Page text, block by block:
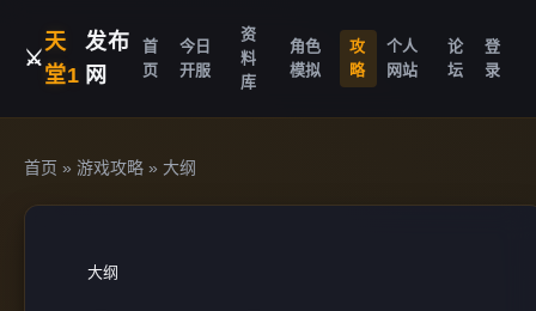
⚔️
天
堂1
发布
网
首
页
今日
开服
资
料
库
角色
模拟
攻
略
个人
网站
论
坛
登
录
首页 » 游戏攻略 » 大纲
大纲